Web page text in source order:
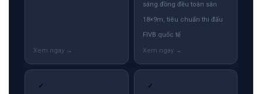
sáng đồng đều toàn sân
18×9m, tiêu chuẩn thi đấu
FIVB quốc tế
✓ ✓